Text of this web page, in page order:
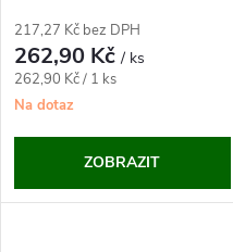
217,27 Kč bez DPH
262,90 Kč/ ks
Měrná
cena:
262,90 Kč / 1 ks
Na dotaz
ZOBRAZIT